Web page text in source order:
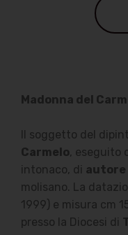
Madonna del
Il soggetto del
Carmelo, eseguito
intonaco, di autore
molisano. La
1999) e misura cm
presso la Diocesi di